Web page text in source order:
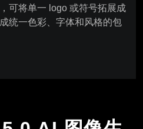
可将单一 logo 或符号拓展成
统一色彩、字体和风格的包